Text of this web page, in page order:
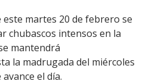
martes 20 de febrero se
chubascos intensos en la
mantendrá
la madrugada del miércoles
el día.